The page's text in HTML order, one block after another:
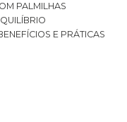
PALMILHAS
E PRÁTICAS